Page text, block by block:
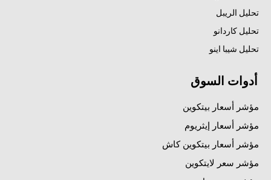
تحليل الريبل
تحليل كاردانو
تحليل شيبا اينو
أدوات السوق
مؤشر أسعار بيتكوين
مؤشر أسعار إيثريوم
مؤشر أسعار بيتكوين كاش
مؤشر سعر لايتكوين